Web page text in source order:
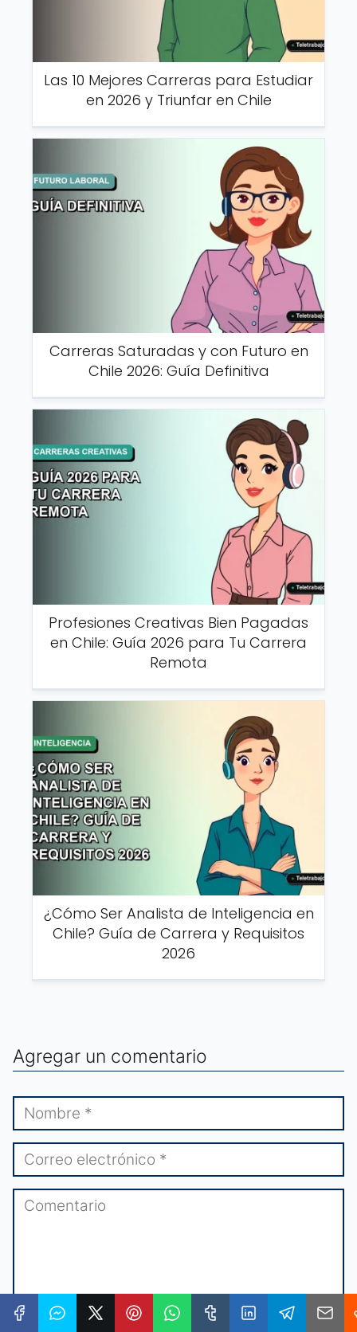
Las 10 Mejores Carreras para Estudiar
en 2026 y Triunfar en Chile
Carreras Saturadas y con Futuro en
Chile 2026: Guía Definitiva
Profesiones Creativas Bien Pagadas
en Chile: Guía 2026 para Tu Carrera
Remota
¿Cómo Ser Analista de Inteligencia en
Chile? Guía de Carrera y Requisitos
2026
Agregar un comentario
★